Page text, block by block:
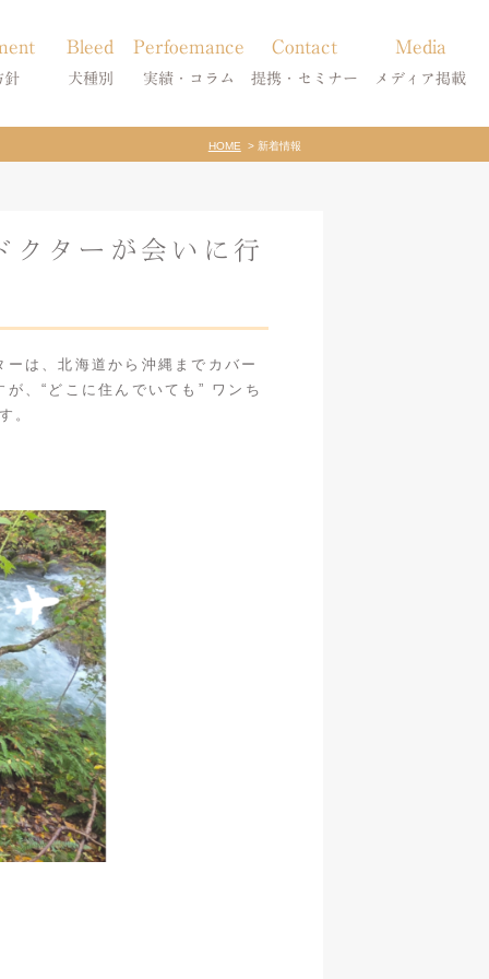
針
Bleed
犬種別
犬の皮膚病
レンチブルドッグの皮膚病
Perfoemance
実績・コラム
犬種別
コラム「皮膚科のいろは」
Contact
提携・セミナー
診療提携・セミナー開催
Media
メディア掲載
メディア掲載
HOME 新着情報
クターが会いに行
は、北海道から沖縄までカバー
、“どこに住んでいても” ワンち
。